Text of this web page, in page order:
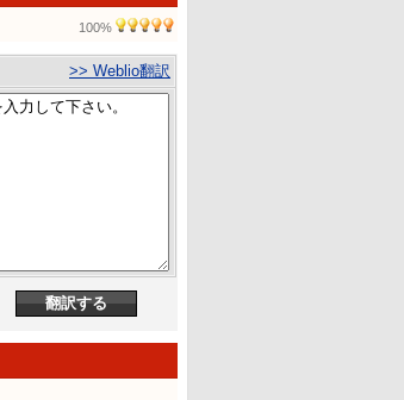
100%
>> Weblio翻訳